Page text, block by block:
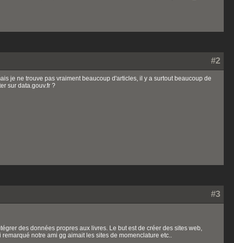
#2
je ne trouve pas vraiment beaucoup d'articles, il y a surtout beaucoup de
sur data.gouv.fr ?
#3
des données propres aux livres. Le but est de créer des sites web,
notre ami gg aimait les sites de momenclature etc..